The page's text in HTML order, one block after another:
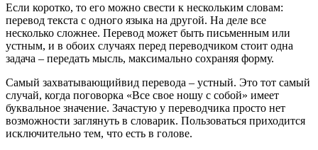
Если коротко, то его можно свести к нескольким словам:
перевод текста с одного языка на другой. На деле все
несколько сложнее. Перевод может быть письменным или
устным, и в обоих случаях перед переводчиком стоит одна
задача – передать мысль, максимально сохраняя форму.
Самый захватывающийвид перевода – устный. Это тот самый
случай, когда поговорка «Все свое ношу с собой» имеет
буквальное значение. Зачастую у переводчика просто нет
возможности заглянуть в словарик. Пользоваться приходится
исключительно тем, что есть в голове.